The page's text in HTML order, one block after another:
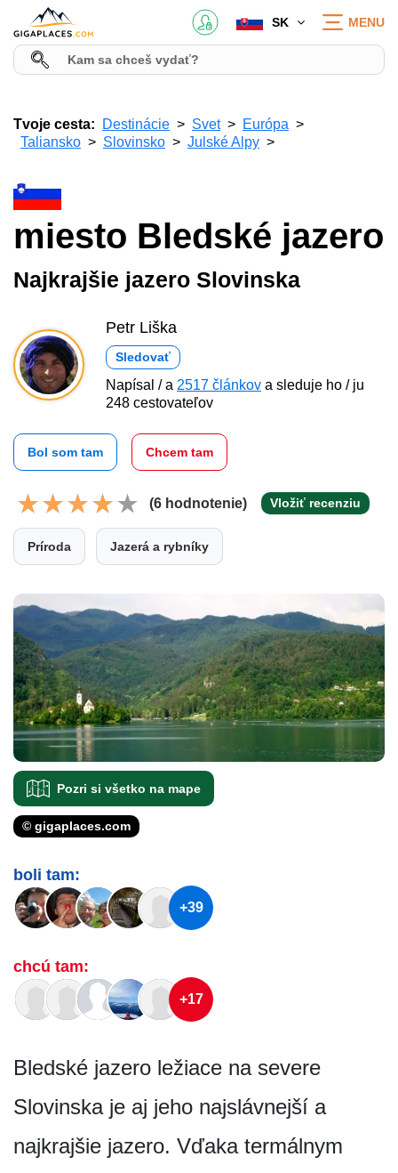
SK MENU
Tvoje cesta: Destinácie Svet
Európa
Taliansko
Slovinsko Julské Alpy
miesto Bledské jazero
Najkrajšie jazero Slovinska
Petr Liška
Sledovať
Napísal / a 2517 článkov a sleduje ho / ju
248 cestovateľov
Bol som tam Chcem tam
(6 hodnotenie) Vložiť recenziu
Príroda Jazerá a rybníky
Pozri si všetko na mape
© gigaplaces.com
boli tam:
+39
chcú tam:
+17
Bledské jazero ležiace na severe
Slovinska je aj jeho najslávnejší a
najkrajšie jazero. Vďaka termálnym